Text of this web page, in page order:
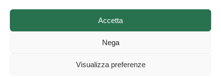
Accetta
Nega
Visualizza preferenze
stay up-to-date on Farmacon products.
Farmacon sas – Via del Commercio 9/11 – 55040 Capezzano